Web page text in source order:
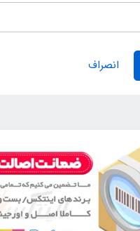
انصراف